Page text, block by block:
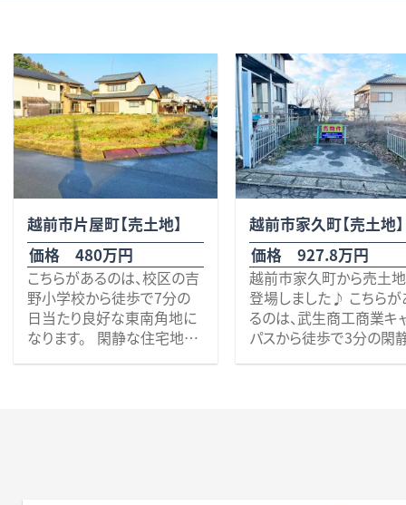
借りたい 店舗・事務所
倉庫
土地
その他
売りたい サポート内容
売却の流れ
無料査定・売却・買取
お役立ち
情報
資産活用・売却の豆知識
会社案内 特長・サービス
スタッフ紹介
越前市片屋町【売土地】
価格 480万円
こちらがあるのは、校区の吉
野小学校から徒歩で7分の
日当たり良好な東南角地に
なります。 閑静な住宅地の
越前市家久町【売土地】
価格 927.8万円
越前市家久町から売土
登場しました♪ こちら
るのは、武生商工商業キ
パスから徒歩で3分の閑